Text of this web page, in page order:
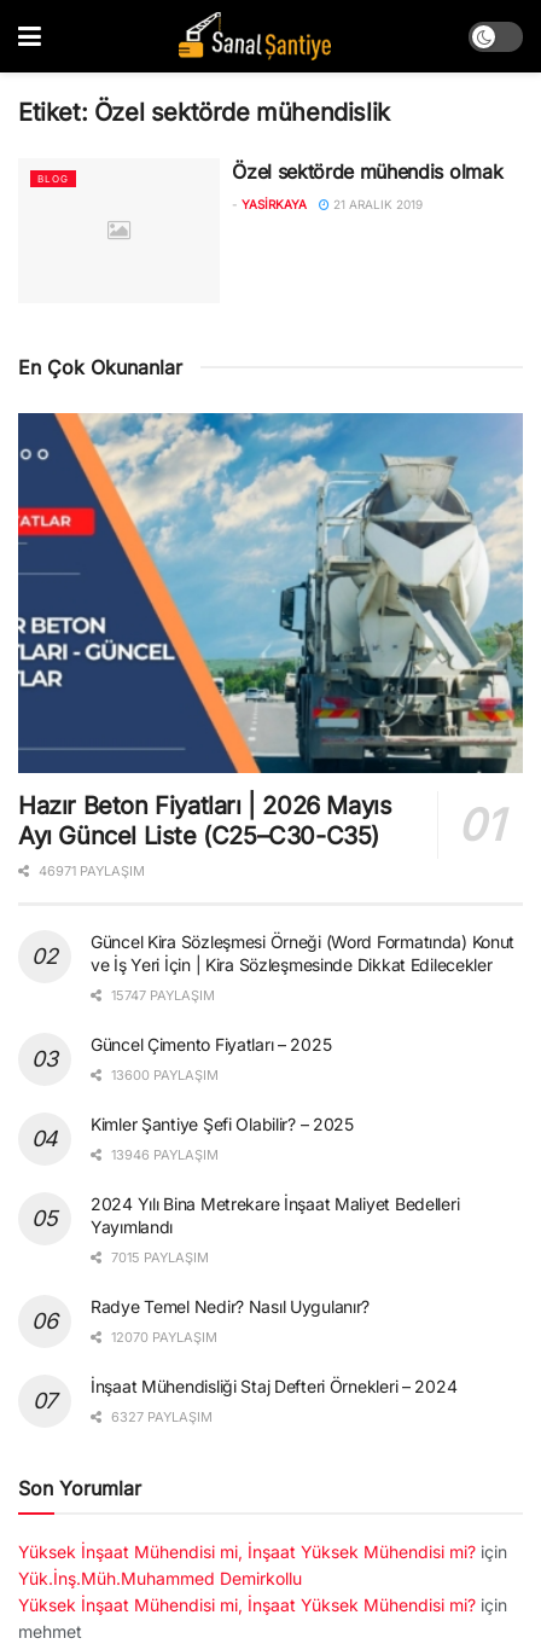
Etiket: Özel sektörde mühendislik
BLOG Özel sektörde mühendis olmak
- YASIRKAYA 21 ARALIK 2019
En Çok Okunanlar
Hazır Beton Fiyatları | 2026 Mayıs
Ayı Güncel Liste (C25–C30-C35)
46971 PAYLAŞIM
Güncel Kira Sözleşmesi Örneği (Word Formatında) Konut
ve İş Yeri İçin | Kira Sözleşmesinde Dikkat Edilecekler
15747 PAYLAŞIM
Güncel Çimento Fiyatları – 2025
13600 PAYLAŞIM
Kimler Şantiye Şefi Olabilir? – 2025
13946 PAYLAŞIM
2024 Yılı Bina Metrekare İnşaat Maliyet Bedelleri
Yayımlandı
7015 PAYLAŞIM
Radye Temel Nedir? Nasıl Uygulanır?
12070 PAYLAŞIM
İnşaat Mühendisliği Staj Defteri Örnekleri – 2024
6327 PAYLAŞIM
Son Yorumlar
Yüksek İnşaat Mühendisi mi, İnşaat Yüksek Mühendisi mi? için
Yük.İnş.Müh.Muhammed Demirkollu
Yüksek İnşaat Mühendisi mi, İnşaat Yüksek Mühendisi mi? için
mehmet